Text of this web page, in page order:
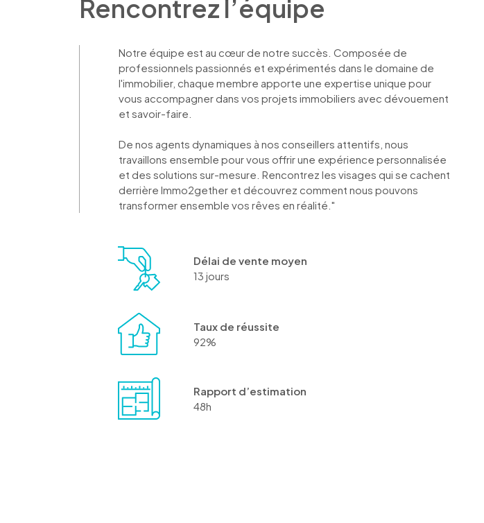
Rencontrez l’équipe
Notre équipe est au cœur de notre succès. Composée de
professionnels passionnés et expérimentés dans le domaine de
l'immobilier, chaque membre apporte une expertise unique pour
vous accompagner dans vos projets immobiliers avec dévouement
et savoir-faire.
De nos agents dynamiques à nos conseillers attentifs, nous
travaillons ensemble pour vous offrir une expérience personnalisée
et des solutions sur-mesure. Rencontrez les visages qui se cachent
derrière Immo2gether et découvrez comment nous pouvons
transformer ensemble vos rêves en réalité."
Délai de vente moyen
13 jours
Taux de réussite
92%
Rapport d’estimation
48h